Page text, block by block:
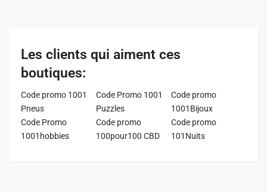
Les clients qui aiment ces
boutiques:
Code promo 1001
Pneus
Code Promo 1001
Puzzles
Code promo
1001Bijoux
Code Promo
1001hobbies
Code promo
100pour100 CBD
Code promo
101Nuits